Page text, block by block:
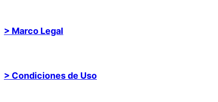
> Marco Legal
> Condiciones de Uso